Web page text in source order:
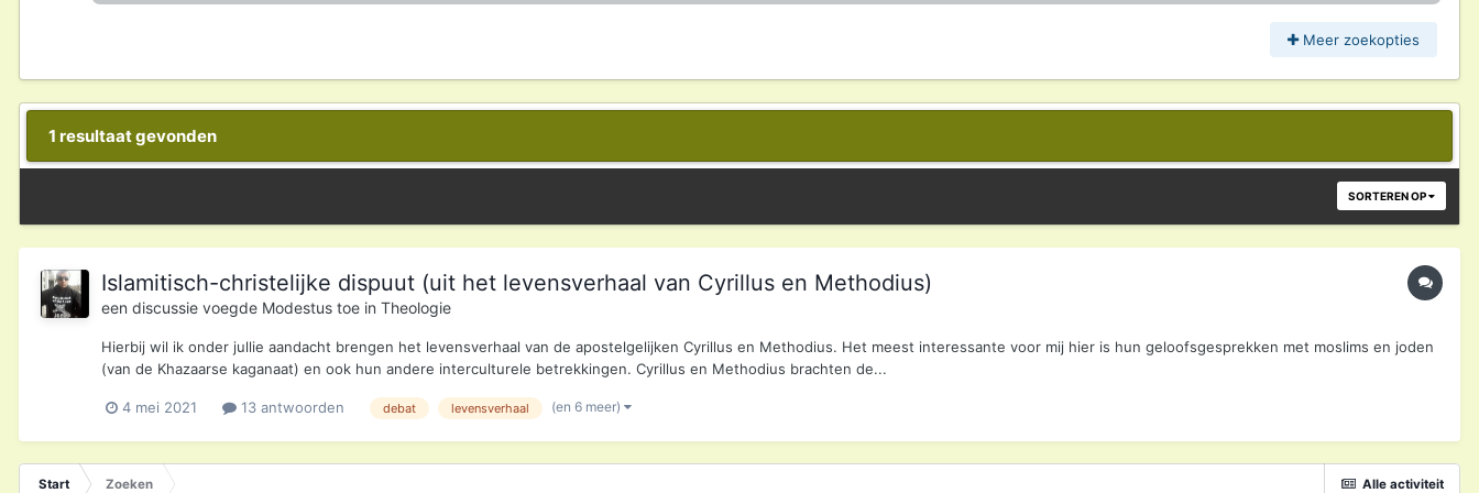
Meer zoekopties
1 resultaat gevonden
SORTEREN OP
Islamitisch-christelijke dispuut (uit het levensverhaal van Cyrillus en Methodius)
een discussie voegde Modestus toe in Theologie
Hierbij wil ik onder jullie aandacht brengen het levensverhaal van de apostelgelijken Cyrillus en Methodius. Het meest interessante voor mij hier is hun geloofsgesprekken met moslims en joden
(van de Khazaarse kaganaat) en ook hun andere interculturele betrekkingen. Cyrillus en Methodius brachten de...
4 mei 2021 13 antwoorden debat levensverhaal (en 6 meer)
Alle activiteit
Start Zoeken